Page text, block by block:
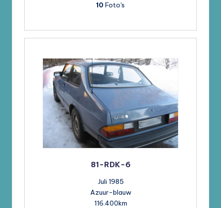
10 Foto's
81-RDK-6
Juli 1985
Azuur-blauw
116.400km